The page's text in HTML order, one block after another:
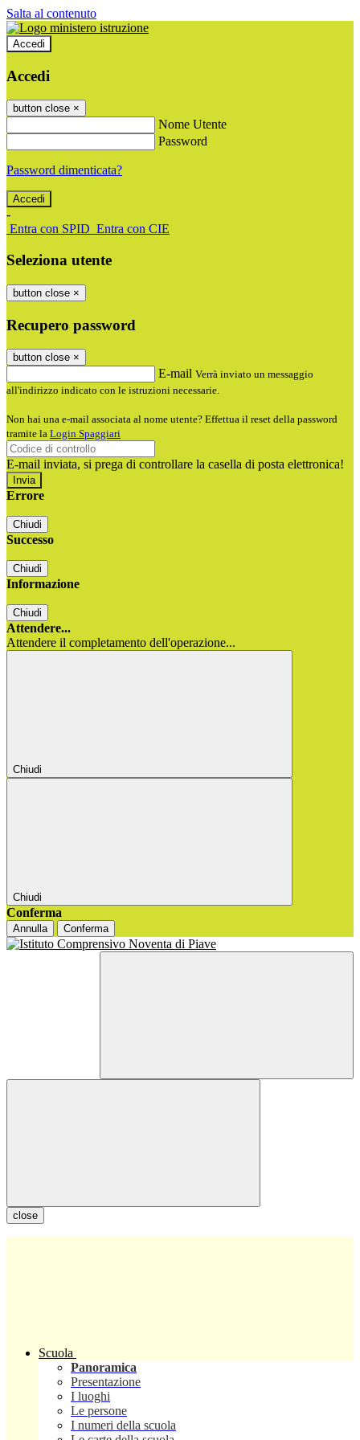
Salta al contenuto
Accedi
Accedi
button close ×
Nome Utente
Password
Password dimenticata?
-
Entra con SPID Entra con CIE
Seleziona utente
button close ×
Recupero password
button close ×
E-mail Verrà inviato un messaggio
all'indirizzo indicato con le istruzioni necessarie.
Non hai una e-mail associata al nome utente? Effettua il reset della password
tramite la Login Spaggiari
E-mail inviata, si prega di controllare la casella di posta elettronica!
Errore
Chiudi
Successo
Chiudi
Informazione
Chiudi
Attendere...
Attendere il completamento dell'operazione...
Chiudi
Chiudi
Conferma
Annulla Conferma
close
Scuola
Panoramica
Presentazione
I luoghi
Le persone
I numeri della scuola